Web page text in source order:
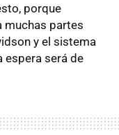
porque
muchas partes
y el sistema
espera será de